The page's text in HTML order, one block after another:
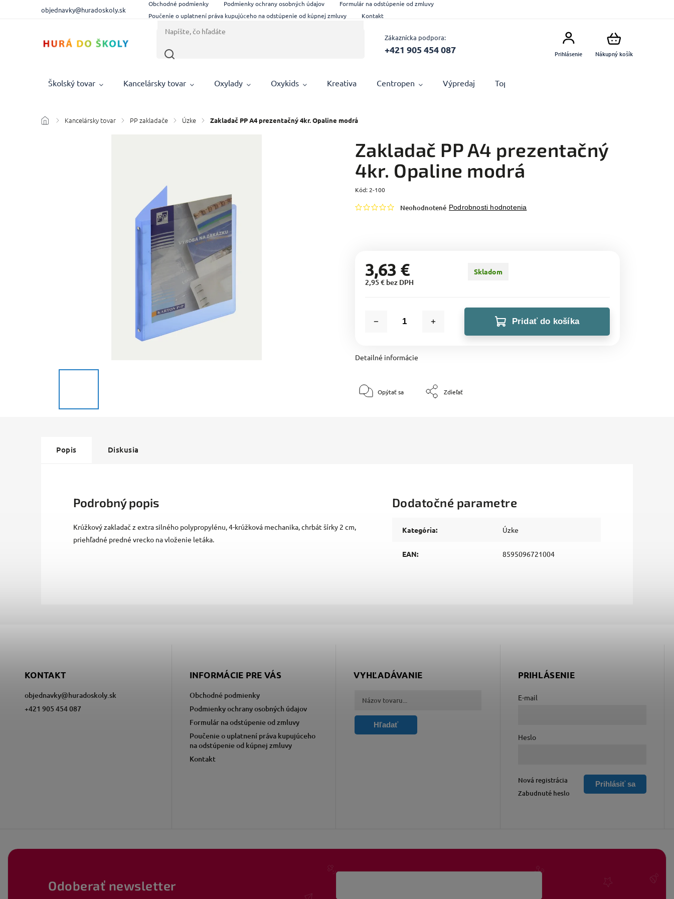
objednavky@huradoskoly.sk
Obchodné podmienky Podmienky ochrany osobných údajov
Formulár na odstúpenie od zmluvy
Poučenie o uplatnení práva kupujúceho na odstúpenie od kúpnej zmluvy
Kontakt
Zákaznícka podpora:
+421 905 454 087 Nákupný košík
Prihlásenie
Školský tovar Kancelársky tovar Oxylady Oxykids Kreativa Centropen Výpredaj Top produkty
/ Kancelársky tovar / PP zakladače / Úzke / Zakladač PP A4 prezentačný 4kr. Opaline modrá
Zakladač PP A4 prezentačný
4kr. Opaline modrá
Kód: 2-100
Neohodnotené Podrobnosti hodnotenia
3,63 €
2,95 € bez DPH
Skladom
Pridať do košíka
Detailné informácie
Opýtať sa Zdieľať
Popis Diskusia
Podrobný popis
Krúžkový zakladač z extra silného polypropylénu, 4-krúžková mechanika, chrbát šírky 2 cm,
priehľadné predné vrecko na vloženie letáka.
Dodatočné parametre
Kategória: Úzke
EAN: 8595096721004
KONTAKT
objednavky@huradoskoly.sk
+421 905 454 087
INFORMÁCIE PRE VÁS
Obchodné podmienky
Podmienky ochrany osobných údajov
Formulár na odstúpenie od zmluvy
Poučenie o uplatnení práva kupujúceho
na odstúpenie od kúpnej zmluvy
Kontakt
Odoberať newsletter
VYHĽADÁVANIE
Hľadať
PRIHLÁSENIE
E-mail
Heslo
Prihlásiť sa
Nová registrácia
Zabudnuté heslo